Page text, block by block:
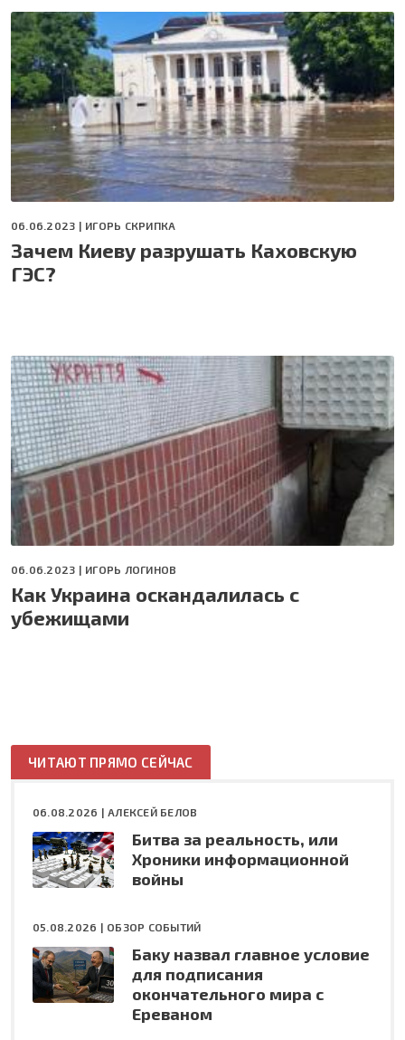
06.06.2023 | ИГОРЬ СКРИПКА
Зачем Киеву разрушать Каховскую
ГЭС?
06.06.2023 | ИГОРЬ ЛОГИНОВ
Как Украина оскандалилась с
убежищами
ЧИТАЮТ ПРЯМО СЕЙЧАС
06.08.2026 | АЛЕКСЕЙ БЕЛОВ
Битва за реальность, или
Хроники информационной
войны
05.08.2026 | ОБЗОР СОБЫТИЙ
Баку назвал главное условие
для подписания
окончательного мира с
Ереваном